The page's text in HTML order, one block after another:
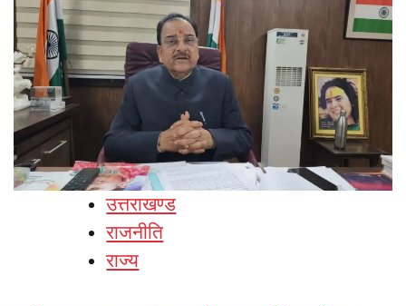
उत्तराखण्ड
राजनीति
राज्य